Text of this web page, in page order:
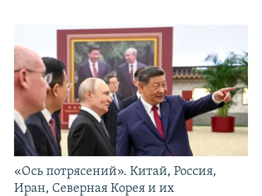
«Ось потрясений». Китай, Россия,
Иран, Северная Корея и их